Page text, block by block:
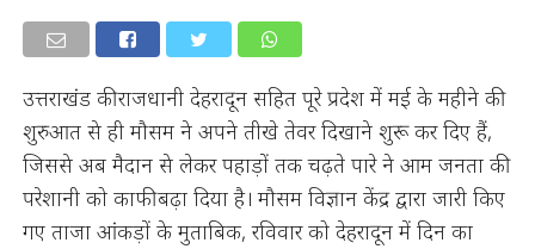
उत्तराखंड की राजधानी देहरादून सहित पूरे प्रदेश में मई के महीने की
शुरुआत से ही मौसम ने अपने तीखे तेवर दिखाने शुरू कर दिए हैं,
जिससे अब मैदान से लेकर पहाड़ों तक चढ़ते पारे ने आम जनता की
परेशानी को काफी बढ़ा दिया है। मौसम विज्ञान केंद्र द्वारा जारी किए
गए ताजा आंकड़ों के मुताबिक, रविवार को देहरादून में दिन का